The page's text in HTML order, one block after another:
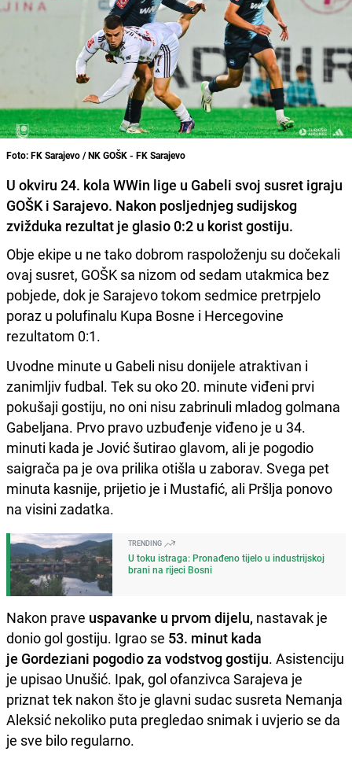
Foto: FK Sarajevo / NK GOŠK - FK Sarajevo
U okviru 24. kola WWin lige u Gabeli svoj susret igraju
GOŠK i Sarajevo. Nakon posljednjeg sudijskog
zvižduka rezultat je glasio 0:2 u korist gostiju.
Obje ekipe u ne tako dobrom raspoloženju su dočekali
ovaj susret, GOŠK sa nizom od sedam utakmica bez
pobjede, dok je Sarajevo tokom sedmice pretrpjelo
poraz u polufinalu Kupa Bosne i Hercegovine
rezultatom 0:1.
Uvodne minute u Gabeli nisu donijele atraktivan i
zanimljiv fudbal. Tek su oko 20. minute viđeni prvi
pokušaji gostiju, no oni nisu zabrinuli mladog golmana
Gabeljana. Prvo pravo uzbuđenje viđeno je u 34.
minuti kada je Jović šutirao glavom, ali je pogodio
saigrača pa je ova prilika otišla u zaborav. Svega pet
minuta kasnije, prijetio je i Mustafić, ali Pršlja ponovo
na visini zadatka.
TRENDING
U toku istraga: Pronađeno tijelo u industrijskoj
brani na rijeci Bosni
Nakon prave uspavanke u prvom dijelu, nastavak je
donio gol gostiju. Igrao se 53. minut kada
je Gordeziani pogodio za vodstvog gostiju. Asistenciju
je upisao Unušić. Ipak, gol ofanzivca Sarajeva je
priznat tek nakon što je glavni sudac susreta Nemanja
Aleksić nekoliko puta pregledao snimak i uvjerio se da
je sve bilo regularno.